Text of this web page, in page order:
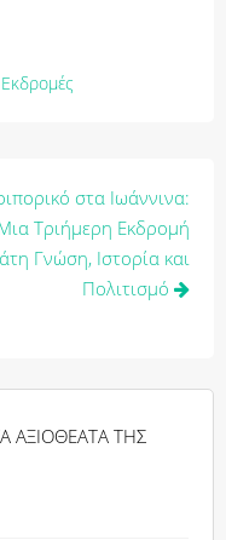
Εκδρομές
στα Ιωάννινα:
Τριήμερη Εκδρομή
Γνώση, Ιστορία και
Πολιτισμό
ΑΞΙΟΘΕΑΤΑ ΤΗΣ